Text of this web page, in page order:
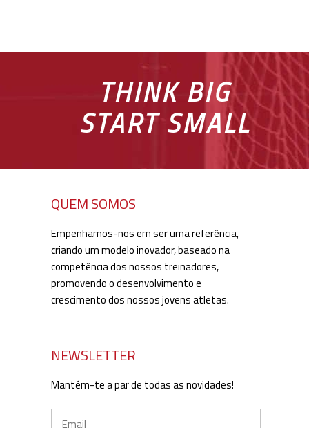
THINK BIG
START SMALL
QUEM SOMOS
Empenhamos-nos em ser uma referência,
criando um modelo inovador, baseado na
competência dos nossos treinadores,
promovendo o desenvolvimento e
crescimento dos nossos jovens atletas.
NEWSLETTER
Mantém-te a par de todas as novidades!